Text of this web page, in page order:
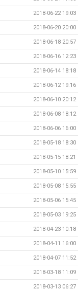
2018-06-22 19:03
2018-06-20 20:00
2018-06-18 20:57
2018-06-16 12:23
2018-06-14 18:18
2018-06-12 19:16
2018-06-10 20:12
2018-06-08 18:12
2018-06-06 16:00
2018-05-18 18:30
2018-05-15 18:21
2018-05-10 15:59
2018-05-08 15:55
2018-05-06 15:45
2018-05-03 19:25
2018-04-23 10:18
2018-04-11 16:00
2018-04-07 11:52
2018-03-18 11:09
2018-03-13 06:27